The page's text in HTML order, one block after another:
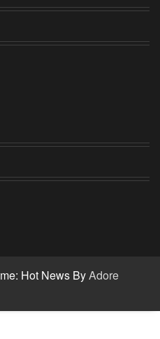
Hot News ByAdore